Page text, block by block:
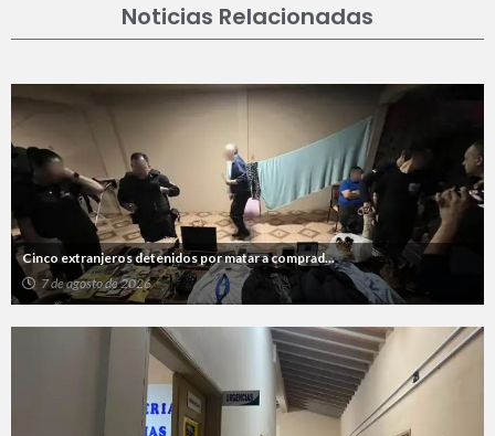
Noticias Relacionadas
Cinco extranjeros detenidos por matar a comprad...
7 de agosto de 2026